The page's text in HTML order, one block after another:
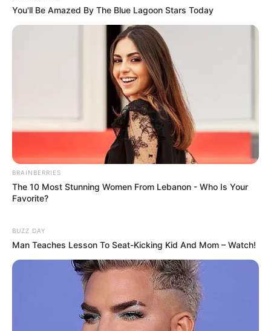
Ahmedabad News Gujarat
મારામારી
Latest News
અમદાવાદમાં મેયરને જોતા જ 3 દિવસથી પાણીમાં
રહેલા લોકોનો બાટલો ફાટ્યો
You'll Be Amazed By The Blue Lagoon Stars Today
BRAINBERRIES
The 10 Most Stunning Women From Lebanon - Who Is Your
Favorite?
BUZZ DAY
Man Teaches Lesson To Seat-Kicking Kid And Mom – Watch!